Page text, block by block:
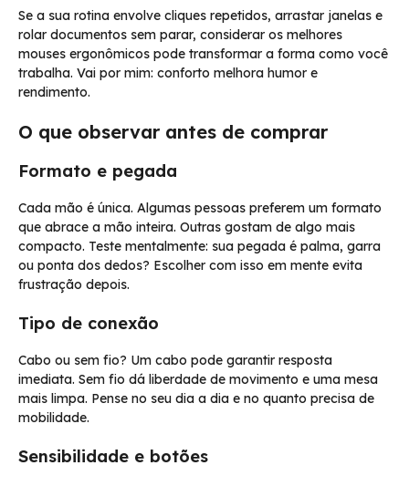
Se a sua rotina envolve cliques repetidos, arrastar janelas e
rolar documentos sem parar, considerar os melhores
mouses ergonômicos pode transformar a forma como você
trabalha. Vai por mim: conforto melhora humor e
rendimento.
O que observar antes de comprar
Formato e pegada
Cada mão é única. Algumas pessoas preferem um formato
que abrace a mão inteira. Outras gostam de algo mais
compacto. Teste mentalmente: sua pegada é palma, garra
ou ponta dos dedos? Escolher com isso em mente evita
frustração depois.
Tipo de conexão
Cabo ou sem fio? Um cabo pode garantir resposta
imediata. Sem fio dá liberdade de movimento e uma mesa
mais limpa. Pense no seu dia a dia e no quanto precisa de
mobilidade.
Sensibilidade e botões